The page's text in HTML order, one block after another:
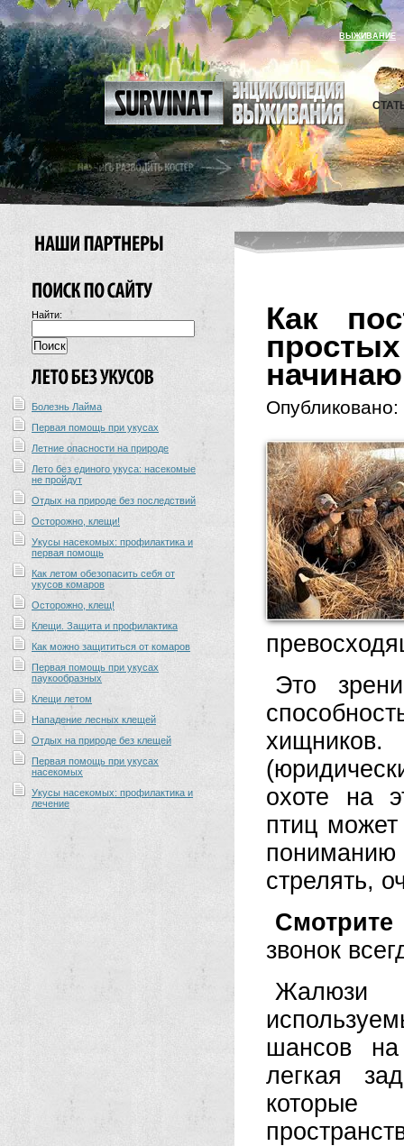
ВЫЖИВАНИЕ
Найти:
Болезнь Лайма
Первая помощь при укусах
Летние опасности на природе
Лето без единого укуса: насекомые
не пройдут
Отдых на природе без последствий
Осторожно, клещи!
Укусы насекомых: профилактика и
первая помощь
Как летом обезопасить себя от
укусов комаров
Осторожно, клещ!
Клещи. Защита и профилактика
Как можно защититься от комаров
Первая помощь при укусах
паукообразных
Клещи летом
Нападение лесных клещей
Отдых на природе без клещей
Первая помощь при укусах
насекомых
Укусы насекомых: профилактика и
лечение
Как
Опубликовано:
Это
охоте на
птиц
стрелять,
Смотрите
звонок
Жалюзи
шансов
легкая